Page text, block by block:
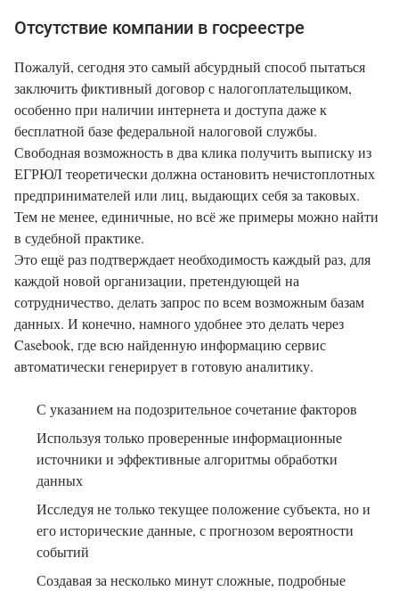
Отсутствие компании в госреестре
Пожалуй, сегодня это самый абсурдный способ пытаться
заключить фиктивный договор с налогоплательщиком,
особенно при наличии интернета и доступа даже к
бесплатной базе федеральной налоговой службы.
Свободная возможность в два клика получить выписку из
ЕГРЮЛ теоретически должна остановить нечистоплотных
предпринимателей или лиц, выдающих себя за таковых.
Тем не менее, единичные, но всё же примеры можно найти
в судебной практике.
Это ещё раз подтверждает необходимость каждый раз, для
каждой новой организации, претендующей на
сотрудничество, делать запрос по всем возможным базам
данных. И конечно, намного удобнее это делать через
Casebook, где всю найденную информацию сервис
автоматически генерирует в готовую аналитику.
С указанием на подозрительное сочетание факторов
Используя только проверенные информационные
источники и эффективные алгоритмы обработки
данных
Исследуя не только текущее положение субъекта, но и
его исторические данные, с прогнозом вероятности
событий
Создавая за несколько минут сложные, подробные